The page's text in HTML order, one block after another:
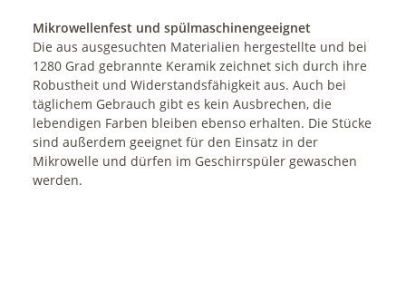
Mikrowellenfest und spülmaschinengeeignet
Die aus ausgesuchten Materialien hergestellte und bei
1280 Grad gebrannte Keramik zeichnet sich durch ihre
Robustheit und Widerstandsfähigkeit aus. Auch bei
täglichem Gebrauch gibt es kein Ausbrechen, die
lebendigen Farben bleiben ebenso erhalten. Die Stücke
sind außerdem geeignet für den Einsatz in der
Mikrowelle und dürfen im Geschirrspüler gewaschen
werden.